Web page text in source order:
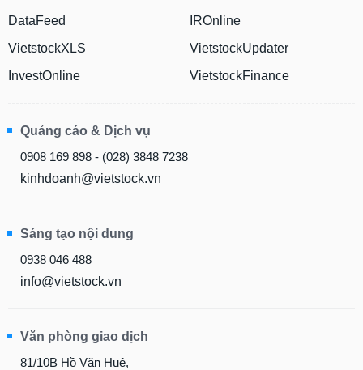
DataFeed
VietstockXLS
InvestOnline
IROnline
VietstockUpdater
VietstockFinance
Quảng cáo & Dịch vụ
0908 169 898 - (028) 3848 7238
kinhdoanh@vietstock.vn
Sáng tạo nội dung
0938 046 488
info@vietstock.vn
Văn phòng giao dịch
81/10B Hồ Văn Huê,